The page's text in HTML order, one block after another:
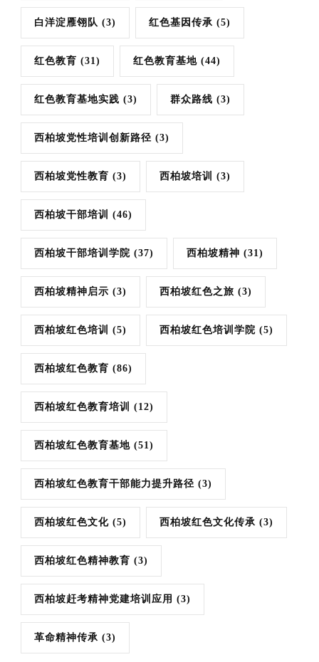
白洋淀雁翎队 (3) 红色基因传承 (5)
红色教育 (31) 红色教育基地 (44)
红色教育基地实践 (3) 群众路线 (3)
西柏坡党性培训创新路径 (3)
西柏坡党性教育 (3) 西柏坡培训 (3)
西柏坡干部培训 (46)
西柏坡干部培训学院 (37) 西柏坡精神 (31)
西柏坡精神启示 (3) 西柏坡红色之旅 (3)
西柏坡红色培训 (5) 西柏坡红色培训学院 (5)
西柏坡红色教育 (86)
西柏坡红色教育培训 (12)
西柏坡红色教育基地 (51)
西柏坡红色教育干部能力提升路径 (3)
西柏坡红色文化 (5) 西柏坡红色文化传承 (3)
西柏坡红色精神教育 (3)
西柏坡赶考精神党建培训应用 (3)
革命精神传承 (3)